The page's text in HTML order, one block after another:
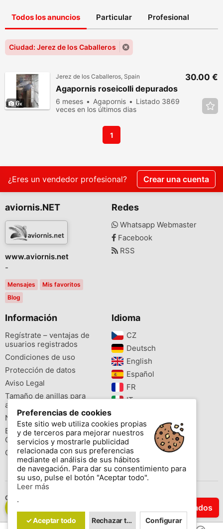
Filtrar Resultados
Todos los anuncios Particular Profesional
Ciudad: Jerez de los Caballeros
6
Jerez de los Caballeros, Spain
Agapornis roseicolli depurados
6 meses Agapornis
Listado 3869
veces en los últimos dias
30.00 €
1
¿Eres un vendedor profesional? Crear una cuenta
aviornis.NET
www.aviornis.net
-
Mensajes
Mis favoritos
Blog
Redes
Whatsapp Webmaster
Facebook
RSS
Información
Regístrate – ventajas de
usuarios registrados
Condiciones de uso
Protección de datos
Aviso Legal
Tamaño de anillas para
aves
Newsletter
Buscador de especies
Cites
Colores de las anillas
Idioma
CZ‎
Deutsch‎
English‎
Español‎
FR‎
IT‎
PL‎
PT‎
Preferencias de cookies
Este sitio web utiliza cookies propias
y de terceros para mejorar nuestros
servicios y mostrarle publicidad
relacionada con sus preferencias
mediante el análisis de sus hábitos
de navegación. Para dar su consentimiento para
su uso, pulse el botón "Aceptar todo".
Leer más
.
✓ Aceptar todo Rechazar todo Configurar
Contáctenos
Copyright © 2026 www.aviornis.net Tablón de anuncios gratis.